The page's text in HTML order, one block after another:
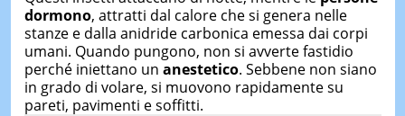
dormono, attratti dal calore che si genera nelle
stanze e dalla anidride carbonica emessa dai corpi
umani. Quando pungono, non si avverte fastidio
perché iniettano un anestetico. Sebbene non siano
in grado di volare, si muovono rapidamente su
pareti, pavimenti e soffitti.